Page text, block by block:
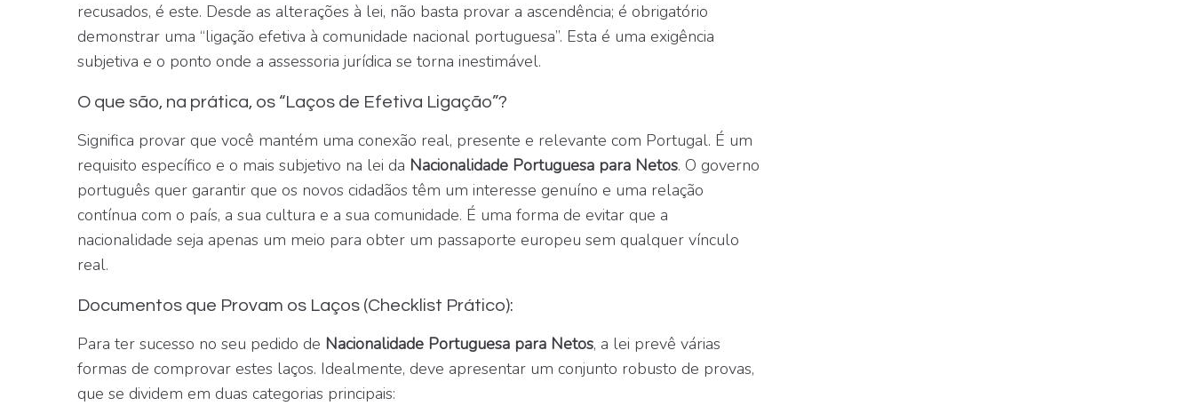
recusados, é este. Desde as alterações à lei, não basta provar a ascendência; é obrigatório
demonstrar uma “ligação efetiva à comunidade nacional portuguesa”. Esta é uma exigência
subjetiva e o ponto onde a assessoria jurídica se torna inestimável.
O que são, na prática, os “Laços de Efetiva Ligação”?
Significa provar que você mantém uma conexão real, presente e relevante com Portugal. É um
requisito específico e o mais subjetivo na lei da Nacionalidade Portuguesa para Netos. O governo
português quer garantir que os novos cidadãos têm um interesse genuíno e uma relação
contínua com o país, a sua cultura e a sua comunidade. É uma forma de evitar que a
nacionalidade seja apenas um meio para obter um passaporte europeu sem qualquer vínculo
real.
Documentos que Provam os Laços (Checklist Prático):
Para ter sucesso no seu pedido de Nacionalidade Portuguesa para Netos, a lei prevê várias
formas de comprovar estes laços. Idealmente, deve apresentar um conjunto robusto de provas,
que se dividem em duas categorias principais: